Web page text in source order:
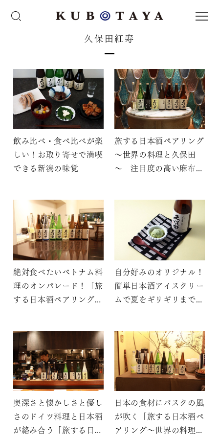
久保田紅寿
飲み比べ・食べ比べが楽
しい！お取り寄せで満喫
できる新潟の味覚
旅する日本酒ペアリング
～世界の料理と久保田
～ 注目度の高い麻布台
絶対食べたいベトナム料
理のオンパレード！「旅
する日本酒ペアリング～
自分好みのオリジナル！
簡単日本酒アイスクリー
ムで夏をギリギリまで楽
奥深さと懐かしさと優し
さのドイツ料理と日本酒
が絡み合う「旅する日本
日本の食材にバスクの風
が吹く「旅する日本酒ペ
アリング～世界の料理と